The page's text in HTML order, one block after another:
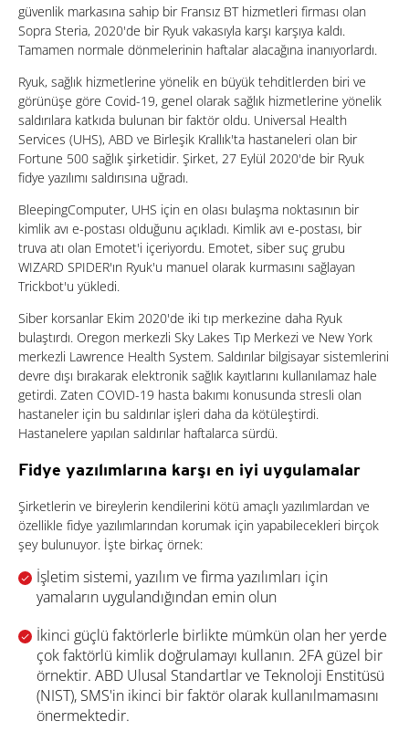
güvenlik markasına sahip bir Fransız BT hizmetleri firması olan
Sopra Steria, 2020'de bir Ryuk vakasıyla karşı karşıya kaldı.
Tamamen normale dönmelerinin haftalar alacağına inanıyorlardı.
Ryuk, sağlık hizmetlerine yönelik en büyük tehditlerden biri ve
görünüşe göre Covid-19, genel olarak sağlık hizmetlerine yönelik
saldırılara katkıda bulunan bir faktör oldu. Universal Health
Services (UHS), ABD ve Birleşik Krallık'ta hastaneleri olan bir
Fortune 500 sağlık şirketidir. Şirket, 27 Eylül 2020'de bir Ryuk
fidye yazılımı saldırısına uğradı.
BleepingComputer, UHS için en olası bulaşma noktasının bir
kimlik avı e-postası olduğunu açıkladı. Kimlik avı e-postası, bir
truva atı olan Emotet'i içeriyordu. Emotet, siber suç grubu
WIZARD SPIDER'ın Ryuk'u manuel olarak kurmasını sağlayan
Trickbot'u yükledi.
Siber korsanlar Ekim 2020'de iki tıp merkezine daha Ryuk
bulaştırdı. Oregon merkezli Sky Lakes Tıp Merkezi ve New York
merkezli Lawrence Health System. Saldırılar bilgisayar sistemlerini
devre dışı bırakarak elektronik sağlık kayıtlarını kullanılamaz hale
getirdi. Zaten COVID-19 hasta bakımı konusunda stresli olan
hastaneler için bu saldırılar işleri daha da kötüleştirdi.
Hastanelere yapılan saldırılar haftalarca sürdü.
Fidye yazılımlarına karşı en iyi uygulamalar
Şirketlerin ve bireylerin kendilerini kötü amaçlı yazılımlardan ve
özellikle fidye yazılımlarından korumak için yapabilecekleri birçok
şey bulunuyor. İşte birkaç örnek:
İşletim sistemi, yazılım ve firma yazılımları için
yamaların uygulandığından emin olun
İkinci güçlü faktörlerle birlikte mümkün olan her yerde
çok faktörlü kimlik doğrulamayı kullanın. 2FA güzel bir
örnektir. ABD Ulusal Standartlar ve Teknoloji Enstitüsü
(NIST), SMS'in ikinci bir faktör olarak kullanılmamasını
önermektedir.